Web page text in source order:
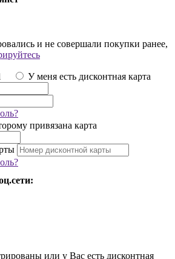
и не совершали покупки ранее,
У меня есть дисконтная карта
привязана карта
или у Вас есть дисконтная